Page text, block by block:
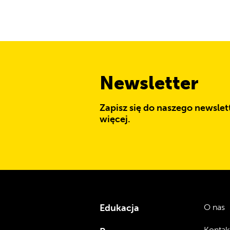
Newsletter
Zapisz się do naszego
więcej.
Edukacja O nas